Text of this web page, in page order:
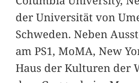
der Universität von
Schweden. Neben
am PS1, MoMA, New
Haus der Kulturen der